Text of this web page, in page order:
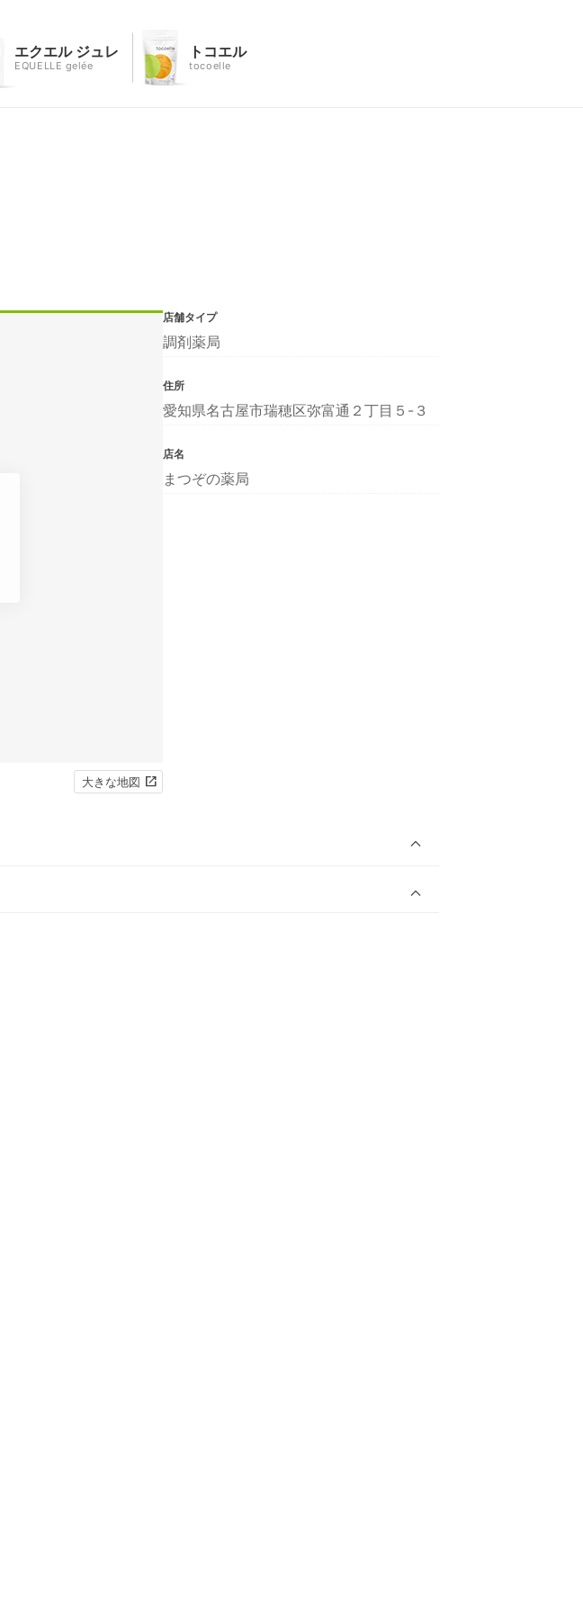
エクエル ジュレ
EQUELLE gelée
トコエル
tocoelle
大きな地図
店舗タイプ
調剤薬局
住所
愛知県名古屋市瑞穂区弥富通２丁目５-３
店名
まつぞの薬局